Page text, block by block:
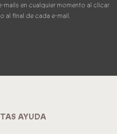
mails en cualquier momento al clicar
al final de cada e-mail.
AYUDA